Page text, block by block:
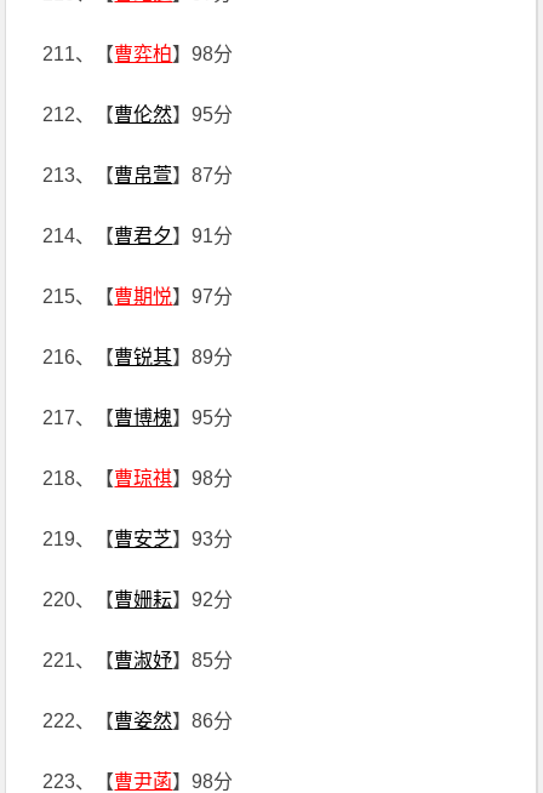
211、【曹弈柏】98分
212、【曹伦然】95分
213、【曹帛萱】87分
214、【曹君夕】91分
215、【曹期悦】97分
216、【曹锐其】89分
217、【曹博槐】95分
218、【曹琼祺】98分
219、【曹安芝】93分
220、【曹姗耘】92分
221、【曹淑妤】85分
222、【曹姿然】86分
223、【曹尹菡】98分